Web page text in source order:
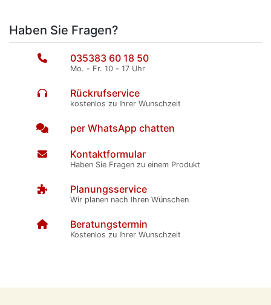
Haben Sie Fragen?
035383 60 18 50
Mo. - Fr. 10 - 17 Uhr
Rückrufservice
kostenlos zu Ihrer Wunschzeit
per WhatsApp chatten
Kontaktformular
Haben Sie Fragen zu einem Produkt
Planungsservice
Wir planen nach Ihren Wünschen
Beratungstermin
Kostenlos zu Ihrer Wunschzeit